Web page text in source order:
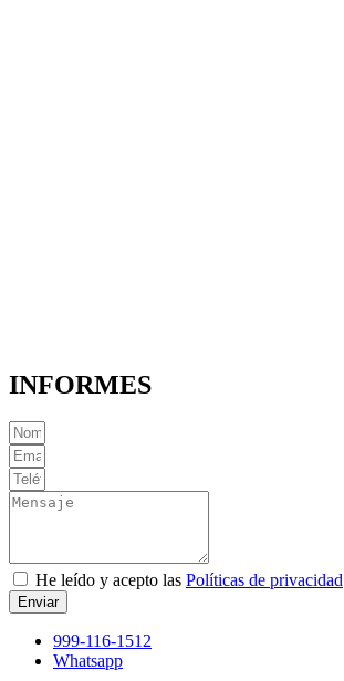
INFORMES
He leído y acepto las Políticas de privacidad
Enviar
999-116-1512
Whatsapp